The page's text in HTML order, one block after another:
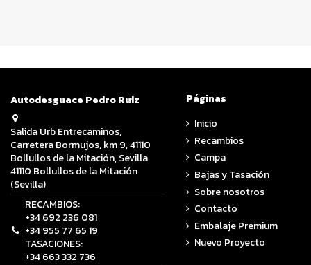
Autodesguace Pedro Ruiz
Salida Urb Entrecaminos,
Carretera Bormujos, km 9, 41110
Bollullos de la Mitación, Sevilla
41110 Bollullos de la Mitación
(Sevilla)
RECAMBIOS:
+34 692 236 081
+34 955 77 65 19
TASACIONES:
+34 663 332 736
Páginas
Inicio
Recambios
Campa
Bajas y Tasación
Sobre nosotros
Contacto
Embalaje Premium
Nuevo Proyecto